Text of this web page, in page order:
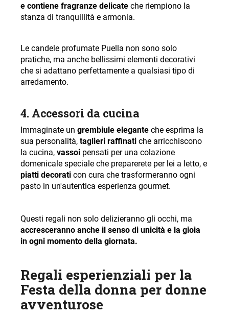
e contiene fragranze delicate che riempiono la
stanza di tranquillità e armonia.
Le candele profumate Puella non sono solo
pratiche, ma anche bellissimi elementi decorativi
che si adattano perfettamente a qualsiasi tipo di
arredamento.
4. Accessori da cucina
Immaginate un grembiule elegante che esprima la
sua personalità, taglieri raffinati che arricchiscono
la cucina, vassoi pensati per una colazione
domenicale speciale che preparerete per lei a letto, e
piatti decorati con cura che trasformeranno ogni
pasto in un'autentica esperienza gourmet.
Questi regali non solo delizieranno gli occhi, ma
accresceranno anche il senso di unicità e la gioia
in ogni momento della giornata.
Regali esperienziali per la
Festa della donna per donne
avventurose